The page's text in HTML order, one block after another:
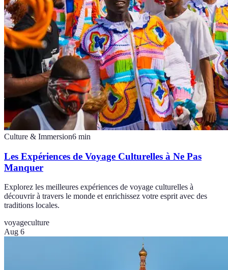
Culture & Immersion6 min
Les Expériences de Voyage Culturelles à Ne Pas
Manquer
Explorez les meilleures expériences de voyage culturelles à
découvrir à travers le monde et enrichissez votre esprit avec des
traditions locales.
voyageculture
Aug 6